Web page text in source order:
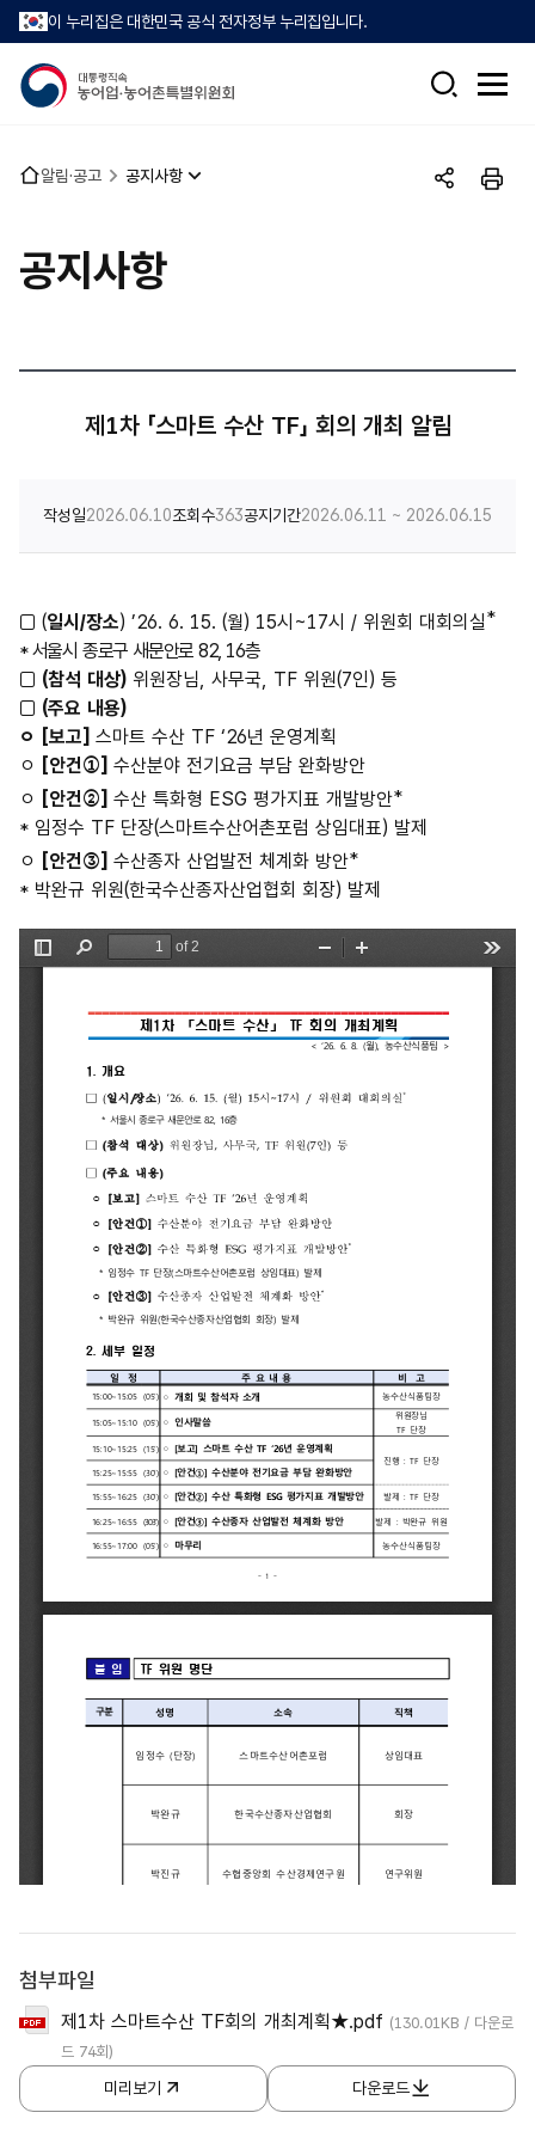
이 누리집은 대한민국 공식 전자정부 누리집입니다.
검
전
뉴
열
홈 알림·공고 공지사항
공
인
공지사항
제1차 「스마트 수산 TF」 회의 개최 알림
작성일2026.06.10조회수363공지기간2026.06.11 ~ 2026.06.15
□ (일시 /장소) ’26. 6. 15. (월) 15시 ~17시 / 위원회 대회의실*
*서울시 종로구 새문안로82, 16층
□ (참석 대상) 위원장님, 사무국, TF 위원(7인) 등
□ (주요 내용)
ㅇ
보고 스마트 수산 TF ‘26년 운영계획
ㅇ
안건①
수산분야 전기요금 부담 완화방안
ㅇ [안건②] 수산 특화형 ESG 평가지표 개발방안*
* 임정수 TF 단장(스마트수산어촌포럼 상임대표) 발제
ㅇ [안건③] 수산종자 산업발전 체계화 방안*
* 박완규 위원(한국수산종자산업협회 회장) 발제
첨부파일
제1차 스마트수산 TF회의 개최계획★.pdf (130.01KB / 다운로
드 74회)
미리보기 다운로드